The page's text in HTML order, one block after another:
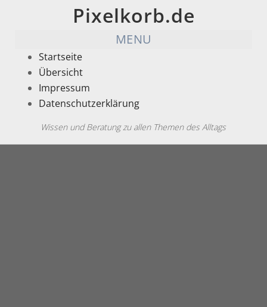
Pixelkorb.de
MENU
Startseite
Übersicht
Impressum
Datenschutzerklärung
Wissen und Beratung zu allen Themen des Alltags